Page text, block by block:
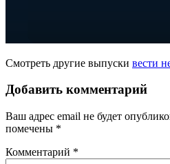
Смотреть другие выпуски вести
Добавить комментарий
Ваш адрес email не будет
помечены *
Комментарий *